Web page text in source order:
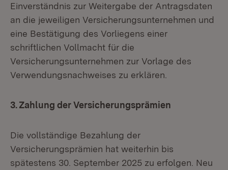
Einverständnis zur Weitergabe der Antragsdaten
an die jeweiligen Versicherungsunternehmen und
eine Bestätigung des Vorliegens einer
schriftlichen Vollmacht für die
Versicherungsunternehmen zur Vorlage des
Verwendungsnachweises zu erklären.
3. Zahlung der Versicherungsprämien
Die vollständige Bezahlung der
Versicherungsprämien hat weiterhin bis
spätestens 30. September 2025 zu erfolgen. Neu